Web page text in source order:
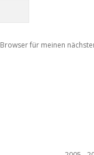
für meinen